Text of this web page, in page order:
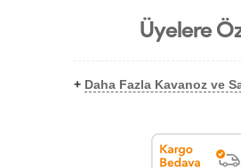
Üyelere
+ Daha Fazla Kavanoz ve